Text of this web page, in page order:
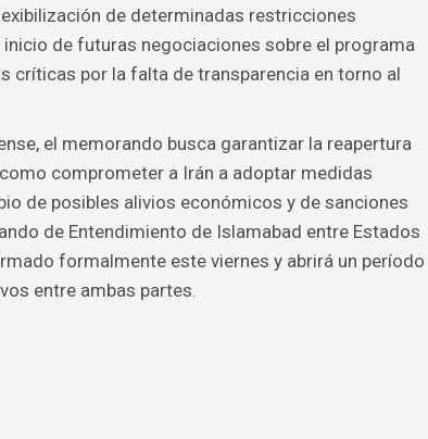
de determinadas restricciones
de futuras negociaciones sobre el programa
críticas por la falta de transparencia en torno al
el memorando busca garantizar la reapertura
comprometer a Irán a adoptar medidas
de posibles alivios económicos y de sanciones
de Entendimiento de Islamabad entre Estados
formalmente este viernes y abrirá un período
entre ambas partes.